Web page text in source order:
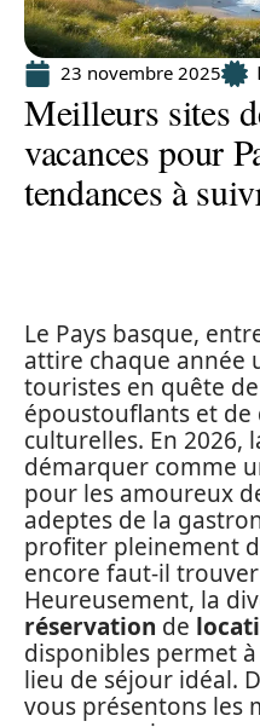
23 novembre 2025
Meilleurs sites
vacances pour
tendances à
Le Pays basque,
attire chaque année
touristes en quête
époustouflants et de
culturelles. En 2026,
démarquer comme
pour les amoureux
adeptes de la
profiter pleinement
encore faut-il
Heureusement, la
réservation de
disponibles permet
lieu de séjour idéal.
vous présentons les